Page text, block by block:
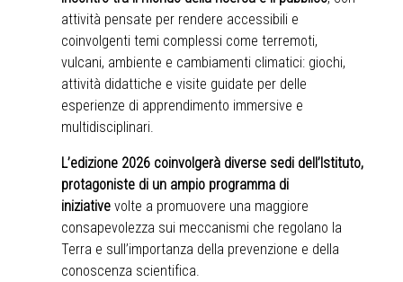
attività pensate per rendere accessibili e
coinvolgenti temi complessi come terremoti,
vulcani, ambiente e cambiamenti climatici: giochi,
attività didattiche e visite guidate per delle
esperienze di apprendimento immersive e
multidisciplinari.
L’edizione 2026 coinvolgerà diverse sedi dell’Istituto,
protagoniste di un ampio programma di
iniziative volte a promuovere una maggiore
consapevolezza sui meccanismi che regolano la
Terra e sull’importanza della prevenzione e della
conoscenza scientifica.